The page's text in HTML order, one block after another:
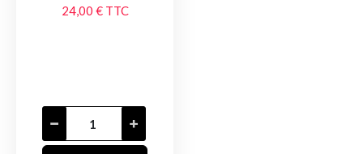
24,00 € TTC